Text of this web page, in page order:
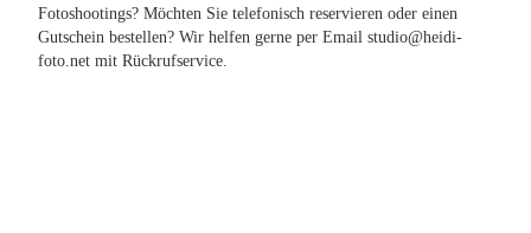
Fotoshootings? Möchten Sie telefonisch reservieren oder einen
Gutschein bestellen? Wir helfen gerne per Email studio@heidi-
foto.net mit Rückrufservice.